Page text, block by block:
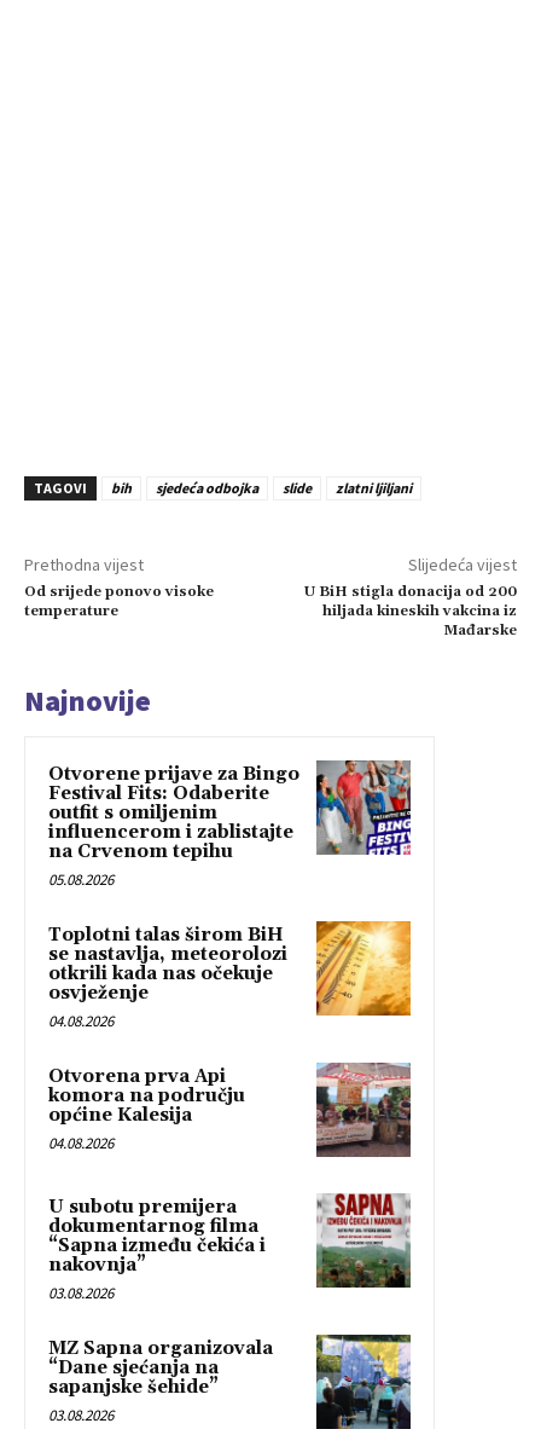
TAGOVI bih sjedeća odbojka slide zlatni ljiljani
Prethodna vijest
Od srijede ponovo visoke
temperature
Slijedeća vijest
U BiH stigla donacija od 200
hiljada kineskih vakcina iz
Mađarske
Najnovije
Otvorene prijave za Bingo
Festival Fits: Odaberite
outfit s omiljenim
influencerom i zablistajte
na Crvenom tepihu
05.08.2026
Toplotni talas širom BiH
se nastavlja, meteorolozi
otkrili kada nas očekuje
osvježenje
04.08.2026
Otvorena prva Api
komora na području
općine Kalesija
04.08.2026
U subotu premijera
dokumentarnog filma
“Sapna između čekića i
nakovnja”
03.08.2026
MZ Sapna organizovala
“Dane sjećanja na
sapanjske šehide”
03.08.2026